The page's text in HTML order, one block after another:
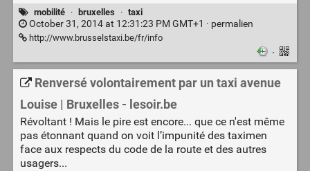
mobilité · bruxelles · taxi
October 31, 2014 at 12:31:23 PM GMT+1 · permalien
http://www.brusselstaxi.be/fr/info
·
Renversé volontairement par un taxi avenue
Louise | Bruxelles - lesoir.be
Révoltant ! Mais le pire est encore... que ce n'est même
pas étonnant quand on voit l’impunité des taximen
face aux respects du code de la route et des autres
usagers...